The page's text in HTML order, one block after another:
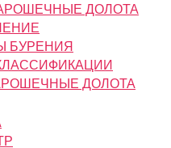
ДОЛОТА
БУРЕНИЯ
ДОЛОТА